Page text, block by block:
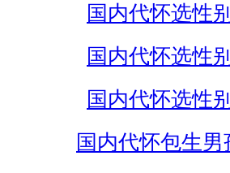
国内代怀选性
国内代怀选性
国内代怀选性
国内代怀包生男